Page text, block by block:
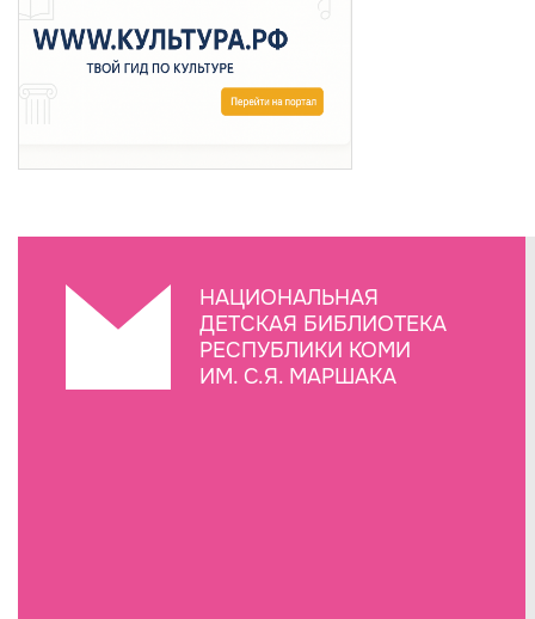
НАЦИОНАЛЬНАЯ
ДЕТСКАЯ БИБЛИОТЕКА
РЕСПУБЛИКИ КОМИ
ИМ. С.Я. МАРШАКА